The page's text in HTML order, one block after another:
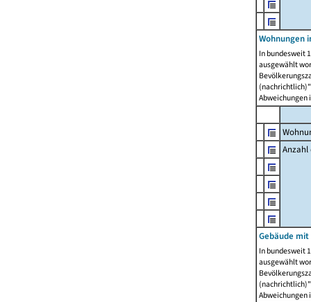
Wohnungen
In bundesweit
ausgewählt
Abweichungen
Anzahl
Gebäude
In bundesweit
ausgewählt
Abweichungen